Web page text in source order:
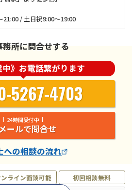
ライン面談可能
初回相談無料
21:00 / 土日祝9:00～19:00
務所に問合せする
中》お電話繋がります
5267-4703
24時間受付中
ールで問合せ
への相談の流れ